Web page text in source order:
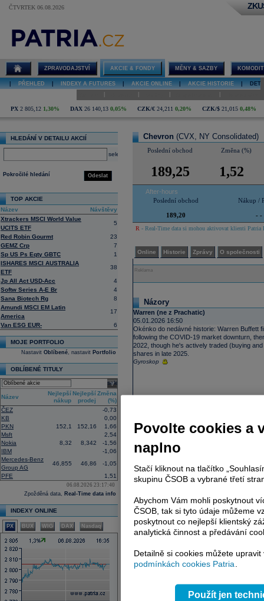
ČTVRTEK 06.08.2026
Chevron
ZPRAVODAJSTVÍ AKCIE & FONDY MĚNY & SAZBY
PŘEHLED INDEXY A FUTURES AKCIE ONLINE AKCIE HISTORIE
PX 2 805,12 1,30% DAX 26 140,13 0,05% CZK/€ 24,211 0,20% CZK/$ 21,015 0,48%
HLEDÁNÍ V DETAILU AKCIÍ
select
Odeslat
Pokročilé hledání
TOP AKCIE
Název
Návštěvy
Xtrackers MSCI World Value
UCITS ETF
5
Red Robin Gourmt
23
GEMZ Crp
7
Sp US Ps Eqty GBTC
1
ISHARES MSCI AUSTRALIA
ETF
38
Jp All Act USD-Acc
4
Softw Series A-E Br
4
Sana Biotech Rg
8
Amundi MSCI EM Latin
America
17
Van ESG EUR- 6
MOJE PORTFOLIO
Nastavit Oblíbené, nastavit Portfolio
OBLÍBENÉ TITULY
select
Název
Nejlepší
nákup
Nejlepší
prodej
Změna
(%)
ČEZ
-0,73
KB
0,00
PKN
152,1 152,16
1,66
Msft
2,54
Nokia
8,32 8,342
-1,56
IBM
-1,06
Mercedes-Benz
Group AG
46,855 46,86
-1,05
PFE
1,51
06.08.2026 23:17:40
Zpožděná data, Real-Time data info
INDEXY ONLINE
PX BUX WIG DAX Nasdaq
Chevron (CVX, NY Consolidated)
Poslední obchod Změna (%)
189,25 1,52
After-hours
Poslední obchod
Nákup /
189,20 - -
R - Real-Time data si mohou aktivovat klienti
Online Historie Zprávy O společnosti
Reklama
Názory
Warren (ne z Prachatic)
05.01.2026 16:50
Okénko do nedávné historie: Warren Buffett
following the COVID-19 market downturn,
2022, though he's actively traded (buying
shares in late 2025.
Gyroskop
Povolte cookies a
naplno
Stačí kliknout na tlačítko
skupinu ČSOB a vybrané třetí
Abychom Vám mohli poskytnout
ČSOB, tak si tyto údaje můžeme
poskytnout co nejlepší klientský
analytická činnost a předávání
Detailně si cookies můžete
podmínkách cookies Patria
Použít jen